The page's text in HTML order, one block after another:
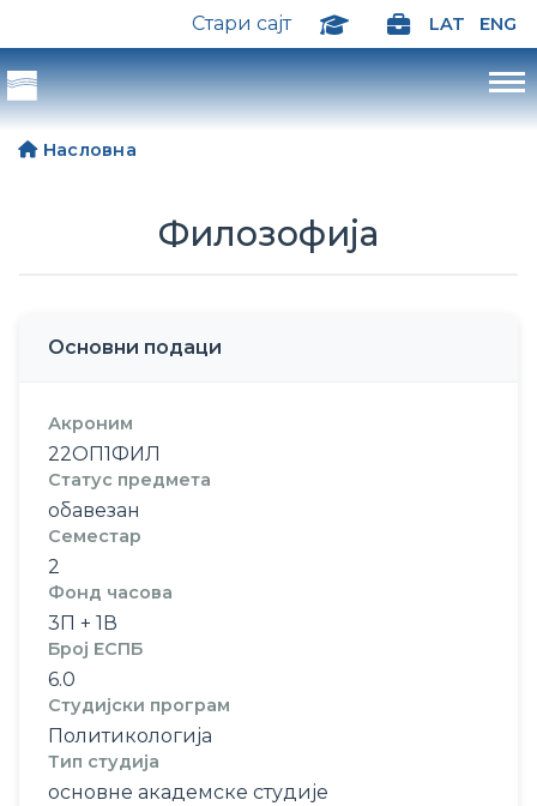
Стари сајт LAT ENG
Насловна
Филозофија
Основни подаци
Акроним
22ОП1ФИЛ
Статус предмета
обавезан
Семестар
2
Фонд часова
3П + 1В
Број ЕСПБ
6.0
Студијски програм
Политикологија
Тип студија
основне академске студије